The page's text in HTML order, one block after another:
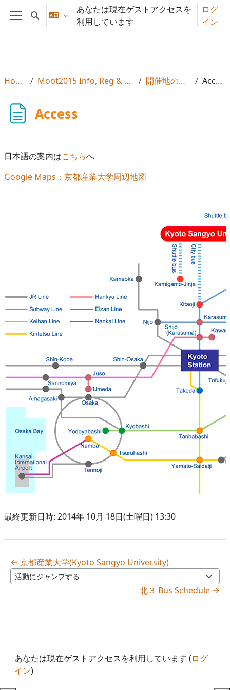
メインコンテンツへスキップする
サイドパネル
検索入力に切り替える
あなたは現在ゲストアクセスを
利用しています
ログ
イン
Home Moot2015 Info, Reg & Subs 開催地の詳細 Access
Access
日本語の案内はこちらへ
Google Maps：京都産業大学周辺地図
最終更新日時: 2014年 10月 18日(土曜日) 13:30
← 京都産業大学(Kyoto Sangyo University)
活動にジャンプする
北３ Bus Schedule →
あなたは現在ゲストアクセスを利用しています (ログ
イン)